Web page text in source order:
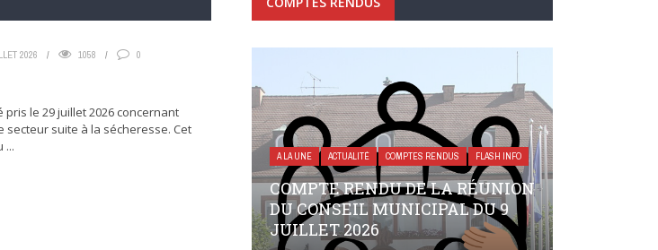
2026 1058 0
le 29 juillet 2026 concernant
secteur suite à la sécheresse. Cet
...
A LA UNE ACTUALITÉ COMPTES RENDUS FLASH INFO
COMPTE RENDU DE LA RÉUNION
DU CONSEIL MUNICIPAL DU 9
JUILLET 2026